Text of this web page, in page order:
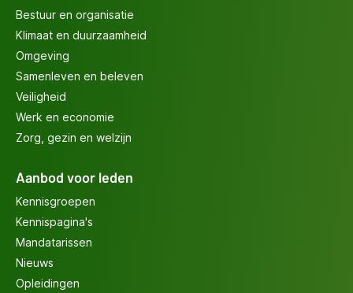
Bestuur en organisatie
Klimaat en duurzaamheid
Omgeving
Samenleven en beleven
Veiligheid
Werk en economie
Zorg, gezin en welzijn
Aanbod voor leden
Kennisgroepen
Kennispagina's
Mandatarissen
Nieuws
Opleidingen